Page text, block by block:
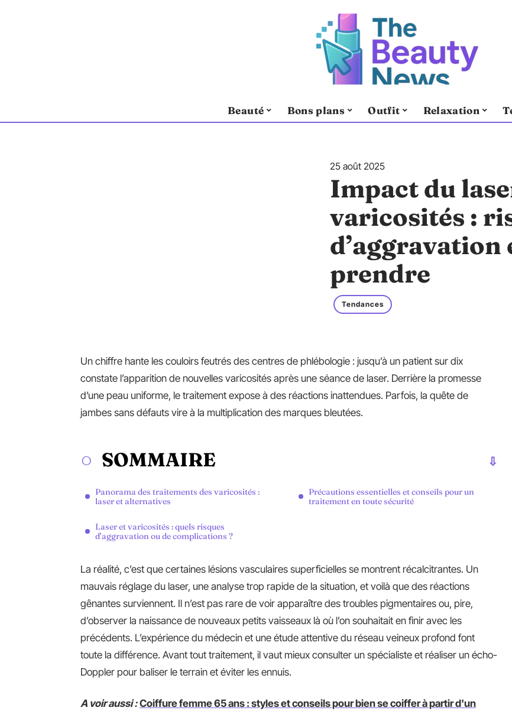
Beauté Bons plans Outfit Relaxation
25 août 2025
Impact du
varicosités :
prendre
Tendances
Un chiffre hante les couloirs feutrés des centres de phlébologie : jusqu’à un patient sur dix
constate l’apparition de nouvelles varicosités après une séance de laser. Derrière la promesse
d’une peau uniforme, le traitement expose à des réactions inattendues. Parfois, la quête de
jambes sans défauts vire à la multiplication des marques bleutées.
SOMMAIRE
Panorama des traitements des varicosités :
laser et alternatives
Laser et varicosités : quels risques
d’aggravation ou de complications ?
Précautions essentielles et conseils pour un
traitement en toute sécurité
La réalité, c’est que certaines lésions vasculaires superficielles se montrent récalcitrantes. Un
mauvais réglage du laser, une analyse trop rapide de la situation, et voilà que des réactions
gênantes surviennent. Il n’est pas rare de voir apparaître des troubles pigmentaires ou, pire,
d’observer la naissance de nouveaux petits vaisseaux là où l’on souhaitait en finir avec les
précédents. L’expérience du médecin et une étude attentive du réseau veineux profond font
toute la différence. Avant tout traitement, il vaut mieux consulter un spécialiste et réaliser un écho-
Doppler pour baliser le terrain et éviter les ennuis.
A voir aussi : Coiffure femme 65 ans : styles et conseils pour bien se coiffer à partir d'un